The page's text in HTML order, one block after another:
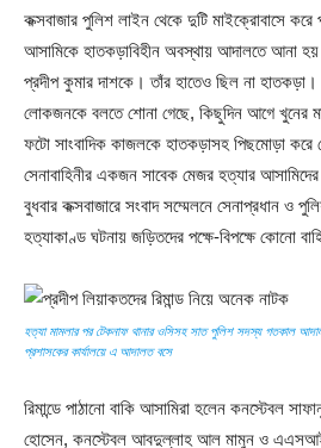
কক্সবাজার পুলিশ লাইন থেকে দুটি মাইক্রোবাসে
আসামিকে হাতকড়াবিহীন অবস্থায় আদালতে আনা
প্রদীপ কুমার দাশকে। তাঁর হাতেও ছিল না হাতকড়া।
লোকজনকে বলতে শোনা গেছে, কিছুদিন আগে খুনের
ফটো সাংবাদিক কাজলকে হাতকড়াসহ পিছমোড়া
সেনাবাহিনীর একজন সাবেক মেজর হত্যার
বুধবার কক্সবাজারে সংবাদ সম্মেলনে সেনাপ্রধান ও
হত্যাকাণ্ড ঘটনায় জড়িতদের পক্ষে-বিপক্ষে কোনো
হত্যা মামলার পর টেকনাফ থানার ওসিসহ সাত পুলিশ সদস্য গতকাল
প্রশাসকের কার্যালয়ে এ আদালত বসে
রিমান্ডে পাঠানো বাকি আসামিরা হলেন কনস্টেবল
হোসেন, কনস্টেবল আবদুল্লাহ আল মামুন ও এএসআই